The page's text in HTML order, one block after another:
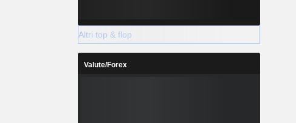
Altri top & flop
Valute/Forex